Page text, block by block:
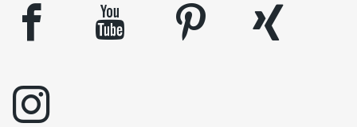
facebook youtube pinterest
xing
instagram